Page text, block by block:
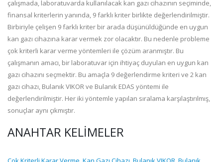
çalışmada, laboratuvarda kullanılacak kan gazı cihazının seçiminde,
finansal kriterlerin yanında, 9 farklı kriter birlikte değerlendirilmiştir.
Birbiriyle çelişen 9 farklı kriter bir arada düşünüldüğünde en uygun
kan gazı cihazına karar vermek zor olacaktır. Bu nedenle probleme
çok kriterli karar verme yöntemleri ile çözüm aranmıştır. Bu
çalışmanın amacı, bir laboratuvar için ihtiyaç duyulan en uygun kan
gazı cihazını seçmektir. Bu amaçla 9 değerlendirme kriteri ve 2 kan
gazı cihazı, Bulanık VIKOR ve Bulanık EDAS yöntemi ile
değerlendirilmiştir. Her iki yöntemle yapılan sıralama karşılaştırılmış,
sonuçlar aynı çıkmıştır.
ANAHTAR KELIMELER